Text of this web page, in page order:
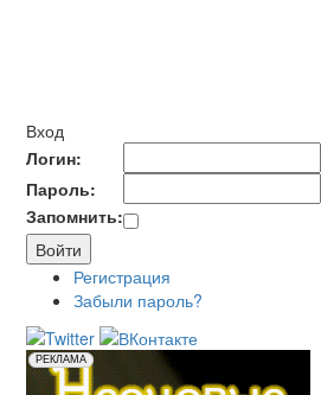
Вход
Логин:
Пароль:
Запомнить:
Регистрация
Забыли пароль?